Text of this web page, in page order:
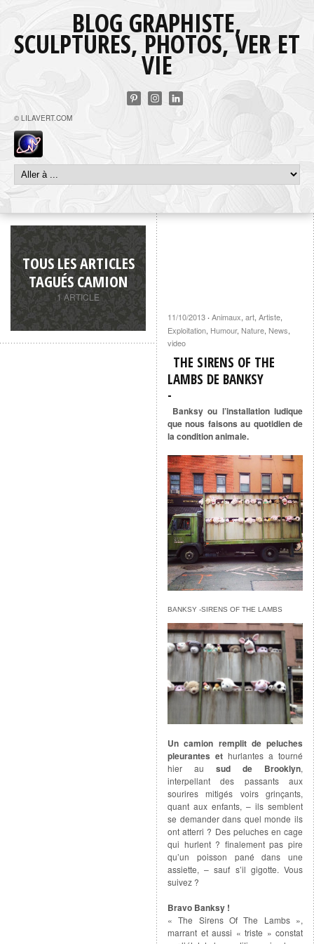
BLOG GRAPHISTE,
SCULPTURES, PHOTOS, VER ET
VIE
© LILAVERT.COM
TOUS LES ARTICLES
TAGUÉS CAMION
1 ARTICLE
11/10/2013 · Animaux, art, Artiste,
Exploitation, Humour, Nature, News,
video
THE SIRENS OF THE
LAMBS DE BANKSY
Banksy ou l’installation ludique
que nous faisons au quotidien de
la condition animale.
BANKSY -SIRENS OF THE LAMBS
Un camion remplit de peluches
pleurantes et hurlantes a tourné
hier au sud de Brooklyn,
interpellant des passants aux
sourires mitigés voirs grinçants,
quant aux enfants, – ils semblent
se demander dans quel monde ils
ont atterri ? Des peluches en cage
qui hurlent ? finalement pas pire
qu’un poisson pané dans une
assiette, – sauf s’il gigotte. Vous
suivez ?
Bravo Banksy !
« The Sirens Of The Lambs »,
marrant et aussi « triste » constat